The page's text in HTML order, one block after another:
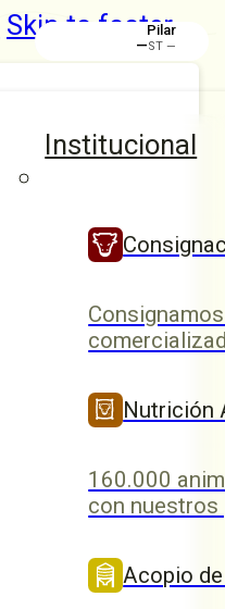
Skip to footer
Institucional
Nutrición
160.000
con
Acopio
Pilar
—ST —